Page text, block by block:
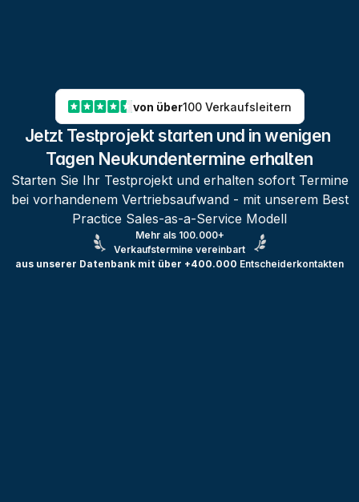
von über100 Verkaufsleitern
Jetzt Testprojekt starten und in wenigen
Tagen Neukundentermine erhalten
Starten Sie Ihr Testprojekt und erhalten sofort Termine
bei vorhandenem Vertriebsaufwand - mit unserem Best
Practice Sales-as-a-Service Modell
Mehr als 100.000+
Verkaufstermine vereinbart
aus unserer Datenbank mit über +400.000 Entscheiderkontakten